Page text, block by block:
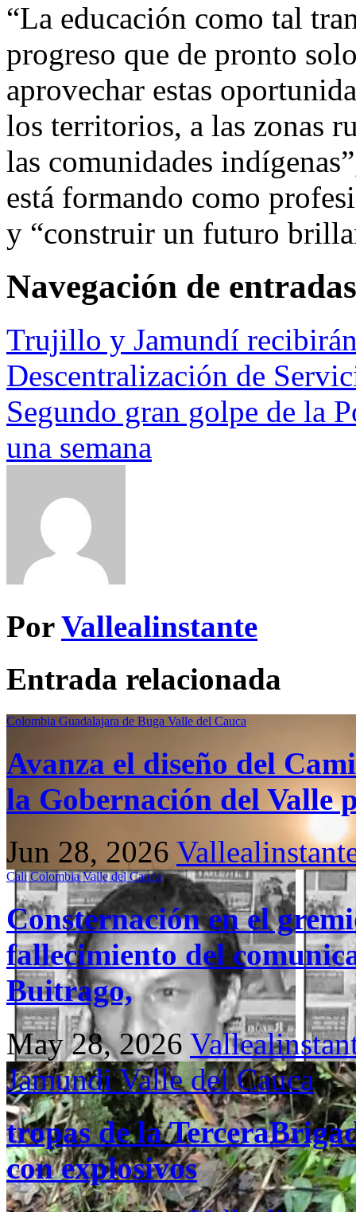
“La educación como tal
progreso que de pronto
aprovechar estas
los territorios, a las zonas
las comunidades
está formando como
y “construir un futuro
Navegación de entradas
Trujillo y Jamundí
Descentralización de
Segundo gran golpe de la
una semana
PorVallealinstante
Entrada relacionada
Colombia Guadalajara de Buga Valle del Cauca
Avanza el diseño del
la Gobernación del Valle
Jun 28, 2026
CaliColombiaValle del Cauca
Consternación en el
fallecimiento del
Buitrago,
May 28, 2026
JamundiValle del Cauca
tropas de la
con explosivos